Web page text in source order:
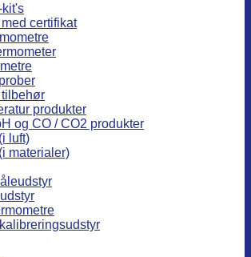
kit's
certifikat
tilbehør
produkter
og CO / CO2 produkter
luft)
materialer)